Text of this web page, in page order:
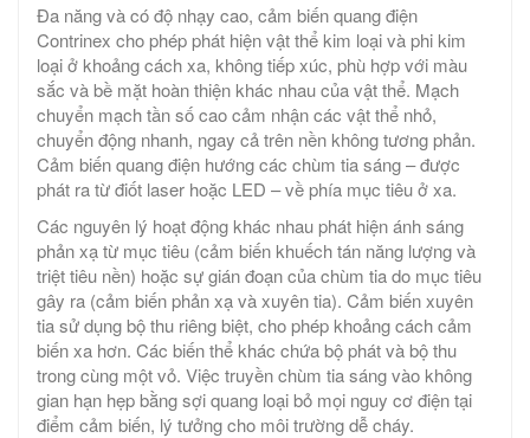
Đa năng và có độ nhạy cao, cảm biến quang điện
Contrinex cho phép phát hiện vật thể kim loại và phi kim
loại ở khoảng cách xa, không tiếp xúc, phù hợp với màu
sắc và bề mặt hoàn thiện khác nhau của vật thể. Mạch
chuyển mạch tần số cao cảm nhận các vật thể nhỏ,
chuyển động nhanh, ngay cả trên nền không tương phản.
Cảm biến quang điện hướng các chùm tia sáng – được
phát ra từ điốt laser hoặc LED – về phía mục tiêu ở xa.
Các nguyên lý hoạt động khác nhau phát hiện ánh sáng
phản xạ từ mục tiêu (cảm biến khuếch tán năng lượng và
triệt tiêu nền) hoặc sự gián đoạn của chùm tia do mục tiêu
gây ra (cảm biến phản xạ và xuyên tia). Cảm biến xuyên
tia sử dụng bộ thu riêng biệt, cho phép khoảng cách cảm
biến xa hơn. Các biến thể khác chứa bộ phát và bộ thu
trong cùng một vỏ. Việc truyền chùm tia sáng vào không
gian hạn hẹp bằng sợi quang loại bỏ mọi nguy cơ điện tại
điểm cảm biến, lý tưởng cho môi trường dễ cháy.